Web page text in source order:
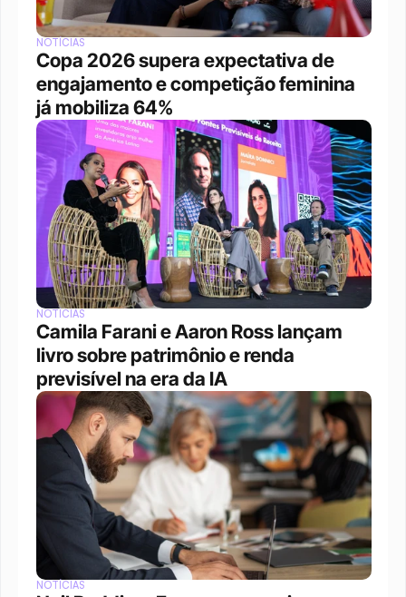
NOTÍCIAS
Copa 2026 supera expectativa de
engajamento e competição feminina
já mobiliza 64%
NOTÍCIAS
Camila Farani e Aaron Ross lançam
livro sobre patrimônio e renda
previsível na era da IA
NOTÍCIAS